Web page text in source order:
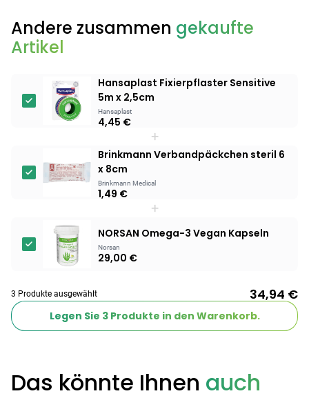
Andere zusammen gekaufte
Artikel
Hansaplast Fixierpflaster Sensitive
5m x 2,5cm
Hansaplast
4,45 €
+
Brinkmann Verbandpäckchen steril 6
x 8cm
Brinkmann Medical
1,49 €
+
NORSAN Omega-3 Vegan Kapseln
Norsan
29,00 €
3 Produkte ausgewählt 34,94 €
Legen Sie 3Produkte in den Warenkorb.
Das könnte Ihnen auch